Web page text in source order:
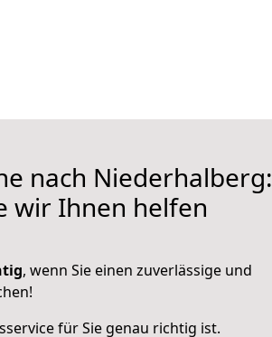
nach Niederhalberg:
wir Ihnen helfen
, wenn Sie einen zuverlässige und
für Sie genau richtig ist.